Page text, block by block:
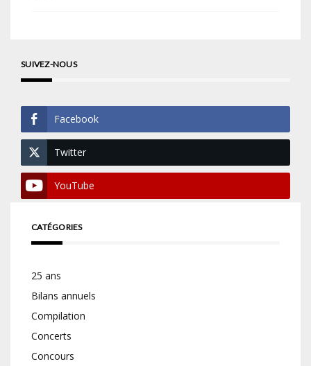
SUIVEZ-NOUS
Facebook
Twitter
YouTube
CATÉGORIES
25 ans
Bilans annuels
Compilation
Concerts
Concours